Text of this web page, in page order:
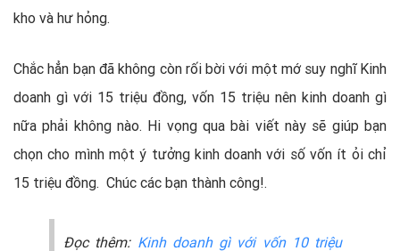
kho và hư hỏng.
Chắc hẳn bạn đã không còn rối bời với một mớ suy nghĩ Kinh
doanh gì với 15 triệu đồng, vốn 15 triệu nên kinh doanh gì
nữa phải không nào. Hi vọng qua bài viết này sẽ giúp bạn
chọn cho mình một ý tưởng kinh doanh với số vốn ít ỏi chỉ
15 triệu đồng. Chúc các bạn thành công!.
Đọc thêm: Kinh doanh gì với vốn 10 triệu